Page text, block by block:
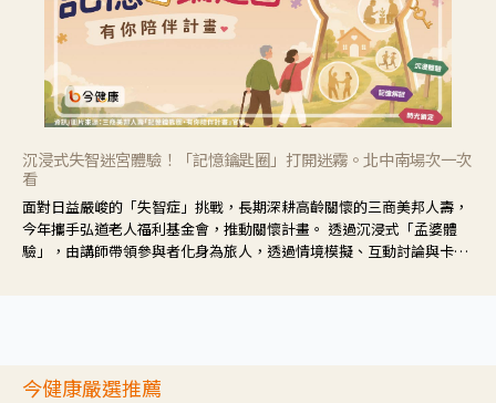
沉浸式失智迷宮體驗！「記憶鑰匙圈」打開迷霧。北中南場次一次
看
面對日益嚴峻的「失智症」挑戰，長期深耕高齡關懷的三商美邦人壽，
今年攜手弘道老人福利基金會，推動關懷計畫。 透過沉浸式「孟婆體
驗」，由講師帶領參與者化身為旅人，透過情境模擬、互動討論與卡牌
今健康嚴選推薦